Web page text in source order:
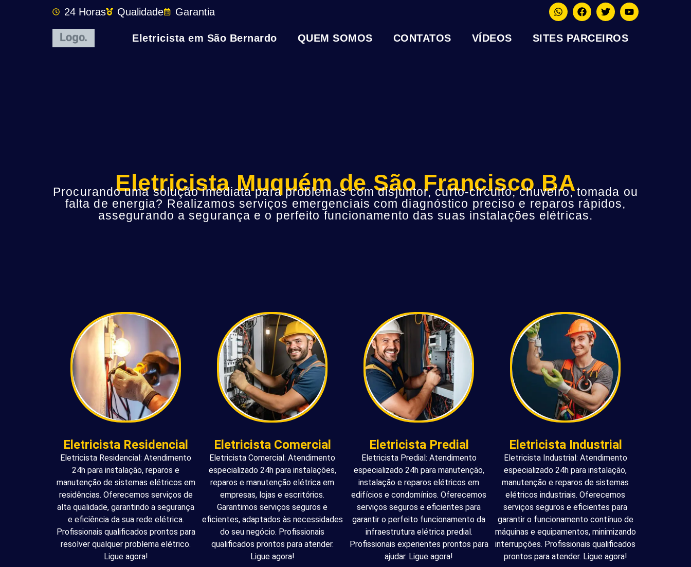
24 Horas Qualidade Garantia
Eletricista em São Bernardo QUEM SOMOS CONTATOS VÍDEOS SITES PARCEIROS
Eletricista Muquém de São Francisco BA
Procurando uma solução imediata para problemas com disjuntor, curto-circuito, chuveiro, tomada ou
falta de energia? Realizamos serviços emergenciais com diagnóstico preciso e reparos rápidos,
assegurando a segurança e o perfeito funcionamento das suas instalações elétricas.
Eletricista Residencial
Eletricista Residencial: Atendimento
24h para instalação, reparos e
manutenção de sistemas elétricos em
residências. Oferecemos serviços de
alta qualidade, garantindo a segurança
e eficiência da sua rede elétrica.
Profissionais qualificados prontos para
resolver qualquer problema elétrico.
Ligue agora!
Eletricista Comercial
Eletricista Comercial: Atendimento
especializado 24h para instalações,
reparos e manutenção elétrica em
empresas, lojas e escritórios.
Garantimos serviços seguros e
eficientes, adaptados às necessidades
do seu negócio. Profissionais
qualificados prontos para atender.
Ligue agora!
Eletricista Predial
Eletricista Predial: Atendimento
especializado 24h para manutenção,
instalação e reparos elétricos em
edifícios e condomínios. Oferecemos
serviços seguros e eficientes para
garantir o perfeito funcionamento da
infraestrutura elétrica predial.
Profissionais experientes prontos para
ajudar. Ligue agora!
Eletricista Industrial
Eletricista Industrial: Atendimento
especializado 24h para instalação,
manutenção e reparos de sistemas
elétricos industriais. Oferecemos
serviços seguros e eficientes para
garantir o funcionamento contínuo de
máquinas e equipamentos, minimizando
interrupções. Profissionais qualificados
prontos para atender. Ligue agora!